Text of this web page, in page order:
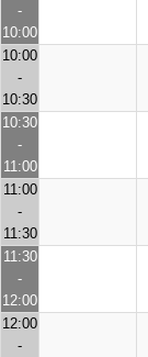
-
10:00
10:00
-
10:30
10:30
-
11:00
11:00
-
11:30
11:30
-
12:00
12:00
-